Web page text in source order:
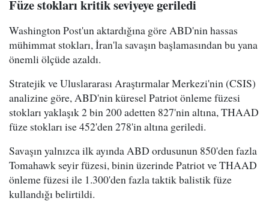
Füze stokları kritik seviyeye geriledi
Washington Post'un aktardığına göre ABD'nin hassas
mühimmat stokları, İran'la savaşın başlamasından bu yana
önemli ölçüde azaldı.
Stratejik ve Uluslararası Araştırmalar Merkezi'nin (CSIS)
analizine göre, ABD'nin küresel Patriot önleme füzesi
stokları yaklaşık 2 bin 200 adetten 827'nin altına, THAAD
füze stokları ise 452'den 278'in altına geriledi.
Savaşın yalnızca ilk ayında ABD ordusunun 850'den fazla
Tomahawk seyir füzesi, binin üzerinde Patriot ve THAAD
önleme füzesi ile 1.300'den fazla taktik balistik füze
kullandığı belirtildi.